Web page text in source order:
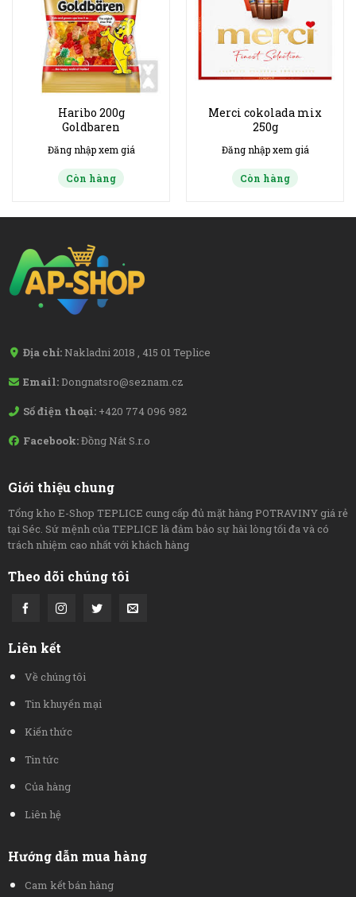
Haribo 200g
Goldbaren
Đăng nhập xem giá
Còn hàng
Merci cokolada mix
250g
Đăng nhập xem giá
Còn hàng
Địa chỉ: Nakladni 2018 , 415 01 Teplice
Email:Dongnatsro@seznam.cz
Số điện thoại: +420 774 096 982
Facebook:Đồng Nát S.r.o
Giới thiệu chung
Tổng kho E-Shop TEPLICE cung cấp đủ mặt hàng POTRAVINY giá rẻ
tại Séc. Sứ mệnh của TEPLICE là đảm bảo sự hài lòng tối đa và có
trách nhiệm cao nhất với khách hàng
Theo dõi chúng tôi
Liên kết
Về chúng tôi
Tin khuyến mại
Kiến thức
Tin tức
Của hàng
Liên hệ
Hướng dẫn mua hàng
Cam kết bán hàng